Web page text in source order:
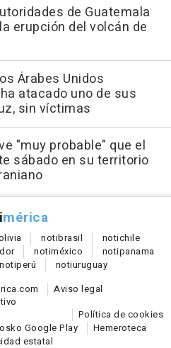
de Guatemala
erupción del volcán de
Árabes Unidos
atacado uno de sus
sin víctimas
"muy probable" que el
sábado en su territorio
mérica
notibrasil notichile
notiméxico notipanama
notiperú notiuruguay
Aviso legal
Política de cookies
Google Play
Hemeroteca
estatal